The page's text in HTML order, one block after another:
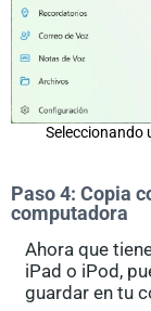
Seleccionando
Paso 4: Copia
computadora
Ahora que
iPad o iPod,
guardar en tu